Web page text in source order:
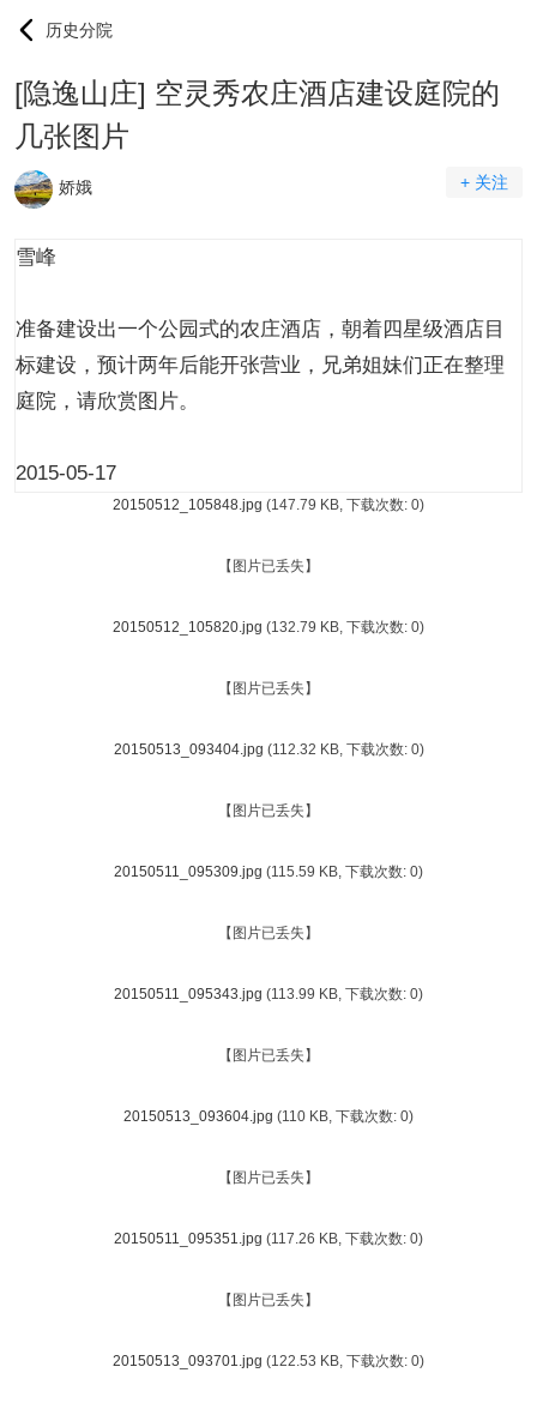
历史分院
[隐逸山庄] 空灵秀农庄酒店建设庭院的
几张图片
娇娥 + 关注
雪峰
准备建设出一个公园式的农庄酒店，朝着四星级酒店目
标建设，预计两年后能开张营业，兄弟姐妹们正在整理
庭院，请欣赏图片。
2015-05-17
20150512_105848.jpg (147.79 KB, 下载次数: 0)
【图片已丢失】
20150512_105820.jpg (132.79 KB, 下载次数: 0)
【图片已丢失】
20150513_093404.jpg (112.32 KB, 下载次数: 0)
【图片已丢失】
20150511_095309.jpg (115.59 KB, 下载次数: 0)
【图片已丢失】
20150511_095343.jpg (113.99 KB, 下载次数: 0)
【图片已丢失】
20150513_093604.jpg (110 KB, 下载次数: 0)
【图片已丢失】
20150511_095351.jpg (117.26 KB, 下载次数: 0)
【图片已丢失】
20150513_093701.jpg (122.53 KB, 下载次数: 0)